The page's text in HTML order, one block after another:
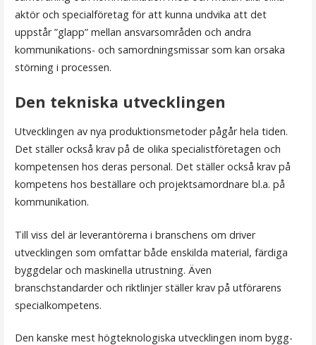
aktör och specialföretag för att kunna undvika att det
uppstår ”glapp” mellan ansvarsområden och andra
kommunikations- och samordningsmissar som kan orsaka
störning i processen.
Den tekniska utvecklingen
Utvecklingen av nya produktionsmetoder pågår hela tiden.
Det ställer också krav på de olika specialistföretagen och
kompetensen hos deras personal. Det ställer också krav på
kompetens hos beställare och projektsamordnare bl.a. på
kommunikation.
Till viss del är leverantörerna i branschens om driver
utvecklingen som omfattar både enskilda material, färdiga
byggdelar och maskinella utrustning. Även
branschstandarder och riktlinjer ställer krav på utförarens
specialkompetens.
Den kanske mest högteknologiska utvecklingen inom bygg-